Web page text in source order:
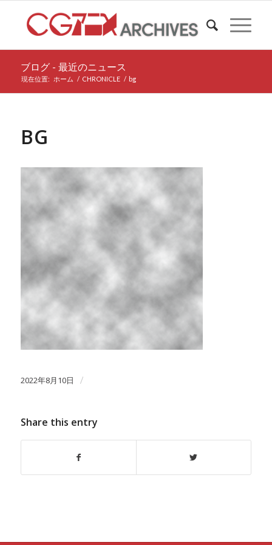
ブログ - 最近のニュース
現在位置: ホーム / CHRONICLE / bg
BG
2022年8月10日 /
Share this entry